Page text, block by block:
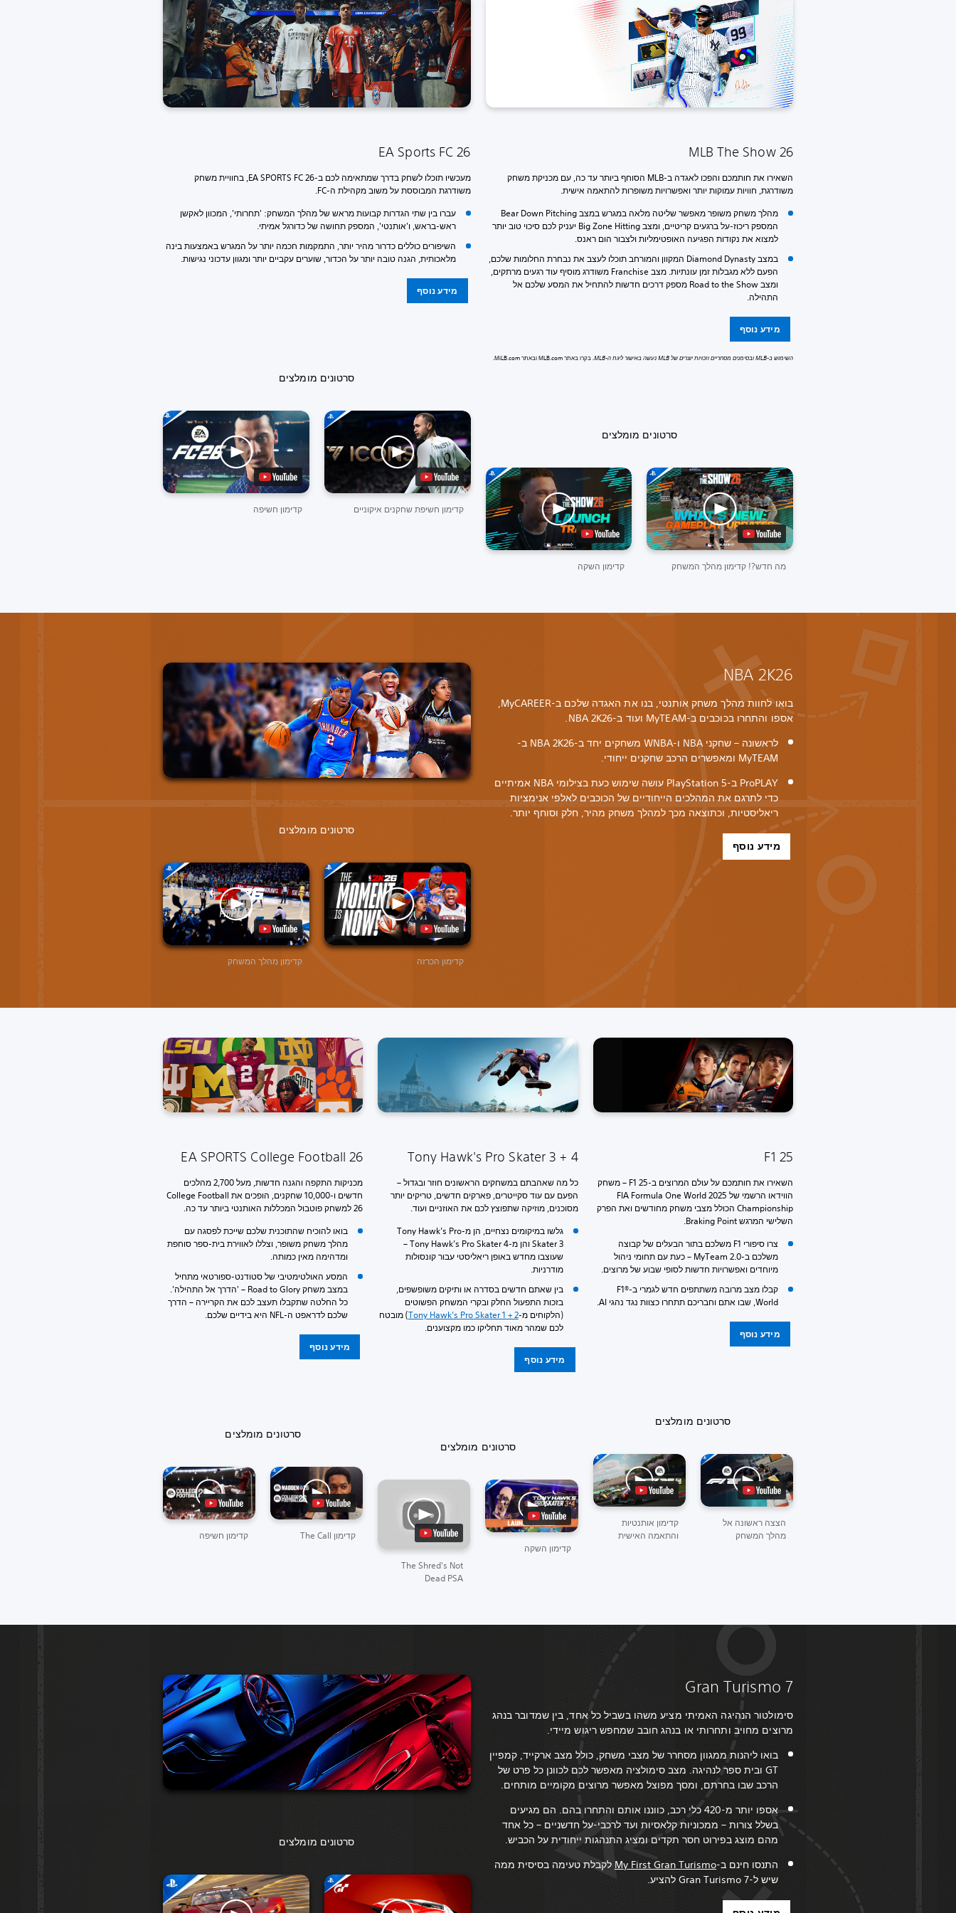
EA Sports FC 26
מעכשיו תוכלו לשחק בדרך שמתאימה לכם ב-EA SPORTS FC 26, בחוויית משחק
משודרגת המבוססת על משוב מקהילת ה-FC.
עברו בין שתי הגדרות קבועות מראש של מהלך המשחק: 'תחרותי', המכוון לאקשן
ראש-בראש, ו'אותנטי', המספק תחושה של כדורגל אמיתי.
השיפורים כוללים כדרור מהיר יותר, התמקמות חכמה יותר על המגרש באמצעות בינה
מלאכותית, הגנה טובה יותר על הכדור, שוערים עקביים יותר ומגוון עדכוני נגישות.
מידע נוסף
סרטונים מומלצים
קדימון חשיפה קדימון חשיפת שחקנים איקוניים
MLB The Show 26
השאירו את חותמכם והפכו לאגדה ב-MLB הסוחף ביותר עד כה, עם מכניקת משחק
משודרגת, חוויות עמוקות יותר ואפשרויות משופרות להתאמה אישית.
מהלך משחק משופר מאפשר שליטה מלאה במגרש במצב Bear Down Pitching
המספק ריכוז-על ברגעים קריטיים, ומצב Big Zone Hitting יעניק לכם סיכוי טוב יותר
למצוא את נקודות הפגיעה האופטימליות ולצבור הום ראנס.
במצב Diamond Dynasty המקוון והמורחב תוכלו לעצב את נבחרת החלומות שלכם,
הפעם ללא מגבלות זמן עונתיות. מצב Franchise משודרג מוסיף עוד רגעים מרתקים,
ומצב Road to the Show מספק דרכים חדשות להתחיל את המסע שלכם אל
התהילה.
מידע נוסף
השימוש ב-MLB ובסימנים מסחריים וזכויות יוצרים של MLB נעשה באישור ליגת ה-MLB. בקרו באתר MLB.com ובאתר MiLB.com.
סרטונים מומלצים
קדימון השקה מה חדש?! קדימון מהלך המשחק
סרטונים מומלצים
קדימון מהלך המשחק קדימון הכרזה
NBA 2K26
בואו לחוות מהלך משחק אותנטי, בנו את האגדה שלכם ב-MyCAREER,
אספו והתחרו בכוכבים ב-MyTEAM ועוד ב-NBA 2K26.
לראשונה – שחקני NBA ו-WNBA משחקים יחד ב-NBA 2K26 ב-
MyTEAM ומאפשרים הרכב שחקנים ייחודי.
ProPLAY ב-PlayStation 5 עושה שימוש כעת בצילומי NBA אמיתיים
כדי לתרגם את המהלכים הייחודיים של הכוכבים לאלפי אנימציות
ריאליסטיות, וכתוצאה מכך למהלך משחק מהיר, חלק וסוחף יותר.
מידע נוסף
EA SPORTS College Football 26
מכניקות התקפה והגנה חדשות, מעל 2,700 מהלכים
חדשים ו-10,000 שחקנים, הופכים את College Football
26 למשחק פוטבול המכללות האותנטי ביותר עד כה.
בואו להוכיח שהתוכנית שלכם שייכת לפסגה עם
מהלך משחק משופר, וצללו לאווירת בית-ספר סוחפת
ומדהימה מאין כמותה.
המסע האולטימטיבי של סטודנט-ספורטאי מתחיל
במצב משחק Road to Glory – 'הדרך אל התהילה'.
כל החלטה שתקבלו תעצב לכם את הקריירה – הדרך
שלכם לדראפט ה-NFL היא בידיים שלכם.
מידע נוסף
סרטונים מומלצים
קדימון חשיפה קדימון The Call
Tony Hawk's Pro Skater 3 + 4
כל מה שאהבתם במשחקים הראשונים חוזר ובגדול –
הפעם עם עוד סקייטרים, פארקים חדשים, טריקים יותר
מסוכנים, מוזיקה שתפוצץ לכם את האוזניים ועוד.
גלשו במיקומים נצחיים, הן מ-Tony Hawk’s Pro
Skater 3 והן מ-Tony Hawk’s Pro Skater 4 –
שעוצבו מחדש באופן ריאליסטי עבור קונסולות
מודרניות.
בין שאתם חדשים בסדרה או ותיקים משופשפים,
בזכות התפעול החלק ובקרי המשחק הפשוטים
(הלקוחים מ-Tony Hawk’s Pro Skater 1 + 2) מובטח
לכם שמהר מאוד תחליקו כמו מקצוענים.
מידע נוסף
סרטונים מומלצים
The Shred's Not
Dead PSA
קדימון השקה
F1 25
השאירו את חותמכם על עולם המרוצים ב-F1 25 – משחק
הווידאו הרשמי של 2025 FIA Formula One World
Championship הכולל מצבי משחק מחודשים ואת הפרק
השלישי המרגש Braking Point.
צרו סיפורי F1 משלכם בתור הבעלים של קבוצה
משלכם ב-MyTeam 2.0 – כעת עם תחומי ניהול
מיוחדים ואפשרויות חדשות לסופי שבוע של מרוצים.
קבלו מצב מרובה משתתפים חדש לגמרי ב-F1®
World, שבו אתם וחבריכם תתחרו כצוות נגד נהגי AI.
מידע נוסף
סרטונים מומלצים
קדימון אותנטיות
והתאמה האישית
הצצה ראשונה אל
מהלך המשחק
סרטונים מומלצים
Gran Turismo 7
סימולטור הנהיגה האמיתי מציע משהו בשביל כל אחד, בין שמדובר בנהג
מרוצים מחויב ותחרותי או בנהג חובב שמחפש ריגוש מיידי.
בואו ליהנות ממגוון מסחרר של מצבי משחק, כולל מצב ארקייד, קמפיין
GT ובית ספר לנהיגה. מצב סימולציה מאפשר לכם לכוונן כל פרט של
הרכב שבו בחרתם, ומסך מפוצל מאפשר מרוצים מקומיים מותחים.
אספו יותר מ-420 כלי רכב, כווננו אותם והתחרו בהם. הם מגיעים
בשלל צורות – ממכוניות קלאסיות ועד לרכבי-על חדשניים – כל אחד
מהם מוצג בפירוט חסר תקדים ומציג התנהגות ייחודית על הכביש.
התנסו חינם ב-My First Gran Turismo לקבלת טעימה בסיסית ממה
שיש ל-Gran Turismo 7 להציע.